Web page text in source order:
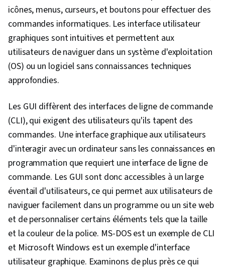
icônes, menus, curseurs, et boutons pour effectuer des
commandes informatiques. Les interface utilisateur
graphiques sont intuitives et permettent aux
utilisateurs de naviguer dans un système d'exploitation
(OS) ou un logiciel sans connaissances techniques
approfondies.
Les GUI diffèrent des interfaces de ligne de commande
(CLI), qui exigent des utilisateurs qu'ils tapent des
commandes. Une interface graphique aux utilisateurs
d'interagir avec un ordinateur sans les connaissances en
programmation que requiert une interface de ligne de
commande. Les GUI sont donc accessibles à un large
éventail d'utilisateurs, ce qui permet aux utilisateurs de
naviguer facilement dans un programme ou un site web
et de personnaliser certains éléments tels que la taille
et la couleur de la police. MS-DOS est un exemple de CLI
et Microsoft Windows est un exemple d'interface
utilisateur graphique. Examinons de plus près ce qui